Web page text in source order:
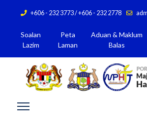
+606 - 232 3773 / +606 - 232 2778
Soalan
Lazim
Peta
Laman
Aduan & Maklum
Balas